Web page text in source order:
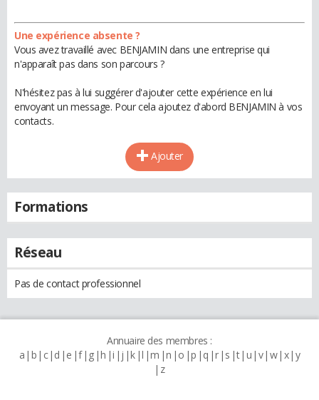
Une expérience absente ?
Vous avez travaillé avec BENJAMIN dans une entreprise qui
n'apparaît pas dans son parcours ?
N'hésitez pas à lui suggérer d'ajouter cette expérience en lui
envoyant un message. Pour cela ajoutez d'abord BENJAMIN à vos
contacts.
Ajouter
Formations
Réseau
Pas de contact professionnel
Annuaire des membres :
a b c d e f g h i j k l m n o p q r s t u v w x y
z